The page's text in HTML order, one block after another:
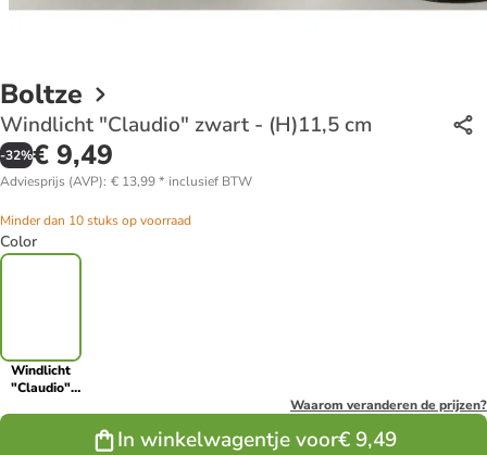
Boltze
Windlicht "Claudio" zwart - (H)11,5 cm
-32%€ 9,49
Adviesprijs (AVP): € 13,99* inclusief BTW
Minder dan 10 stuks op voorraad
Color
Windlicht
"Claudio"
Waarom veranderen de prijzen?
In winkelwagentje voor€ 9,49